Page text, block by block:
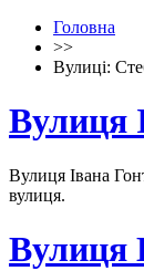
Головна
>>
Вулиці:
Вулиця
Вулиця Івана
вулиця.
Вулиця